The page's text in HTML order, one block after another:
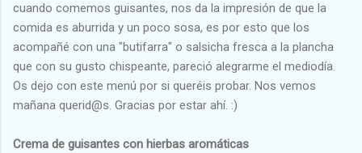
cuando comemos guisantes, nos da la impresión de que la
comida es aburrida y un poco sosa, es por esto que los
acompañé con una "butifarra" o salsicha fresca a la plancha
que con su gusto chispeante, pareció alegrarme el mediodía.
Os dejo con este menú por si queréis probar. Nos vemos
mañana querid@s. Gracias por estar ahí. :)
Crema de guisantes con hierbas aromáticas